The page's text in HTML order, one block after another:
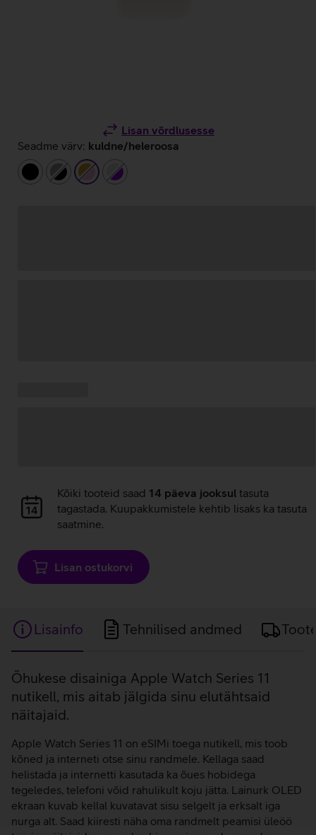
Lisan võrdlusesse
Seadme värv: kuldne/heleroosa
must
hall/mustkuldne/heleroosa
hõbedane/lilla
Andmete
laadimine
Kõiki tooteid saad 14 päeva jooksul tasuta
tagastada. Kuupakkumistele kehtib lisaks ka tasuta
saatmine.
Lisan ostukorvi
Lisainfo Tehnilised andmed
Lisainfo
Õhukese disainiga Apple Watch Series 11
nutikell, mis aitab jälgida sinu elutähtsaid
näitajaid.
Apple Watch Series 11 on eSIMi toega nutikell, mis toob
kõned ja interneti otse sinu randmele. Kellaga saad
helistada ja internetti kasutada ka õues hobidega
tegeledes, telefoni võid rahulikult koju jätta. Lainurk OLED
ekraan kuvab kellal kuvatavat sisu selgelt ja erksalt iga
nurga alt. Saad kiiresti näha oma randmelt peamisi üleöö